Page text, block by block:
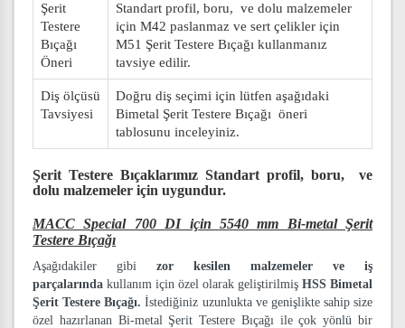
Şerit
Testere
Bıçağı
Öneri
Standart profil, boru, ve dolu malzemeler
için M42 paslanmaz ve sert çelikler için
M51 Şerit Testere Bıçağı kullanmanız
tavsiye edilir.
Diş ölçüsü
Tavsiyesi
Doğru diş seçimi için lütfen aşağıdaki
Bimetal Şerit Testere Bıçağı öneri
tablosunu inceleyiniz.
Şerit Testere Bıçaklarımız Standart profil, boru, ve
dolu malzemeler için uygundur.
MACC Special 700 DI için 5540 mm Bi-metal Şerit
Testere Bıçağı
Aşağıdakiler gibi zor kesilen malzemeler ve iş
parçalarında kullanım için özel olarak geliştirilmiş HSS Bimetal
Şerit Testere Bıçağı.İstediğiniz uzunlukta ve genişlikte sahip size
özel hazırlanan Bi-metal Şerit Testere Bıçağı ile çok yönlü bir